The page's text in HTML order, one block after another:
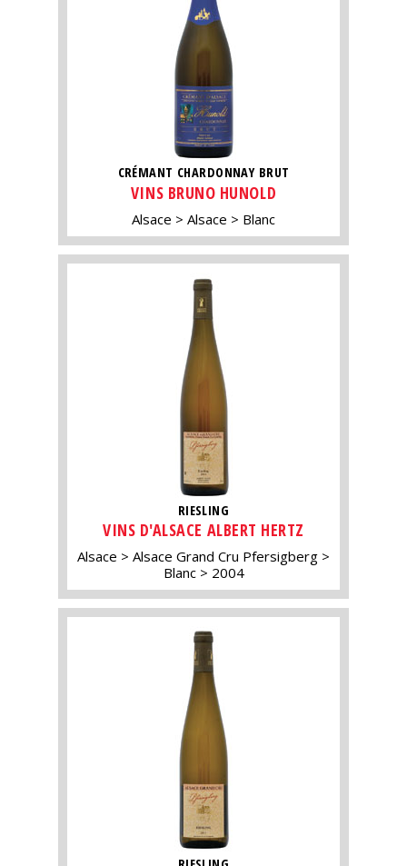
CRÉMANT CHARDONNAY BRUT
VINS BRUNO HUNOLD
Alsace Alsace Blanc
RIESLING
VINS D'ALSACE ALBERT HERTZ
Alsace
Alsace Grand Cru Pfersigberg
Blanc
2004